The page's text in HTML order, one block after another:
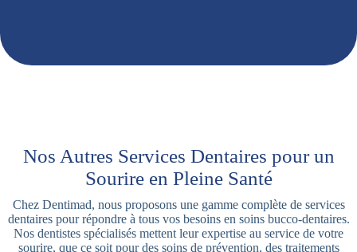
Nos Autres Services Dentaires pour un
Sourire en Pleine Santé
Chez Dentimad, nous proposons une gamme complète de services
dentaires pour répondre à tous vos besoins en soins bucco-dentaires.
Nos dentistes spécialisés mettent leur expertise au service de votre
sourire, que ce soit pour des soins de prévention, des traitements